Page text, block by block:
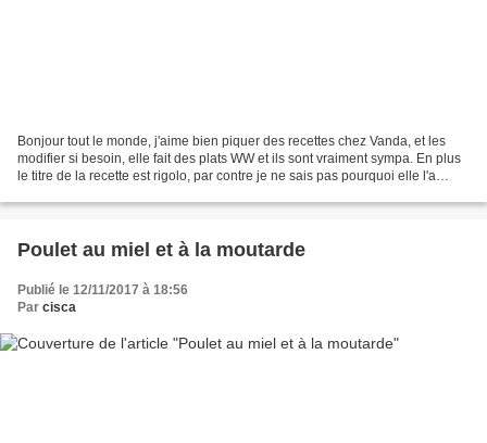
Bonjour tout le monde, j'aime bien piquer des recettes chez Vanda, et les
modifier si besoin, elle fait des plats WW et ils sont vraiment sympa. En plus
le titre de la recette est rigolo, par contre je ne sais pas pourquoi elle l'a
Poulet au miel et à la moutarde
Publié le 12/11/2017 à 18:56
Par cisca